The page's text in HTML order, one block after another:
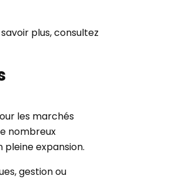
plus, consultez
les marchés
nombreux
expansion.
gestion ou